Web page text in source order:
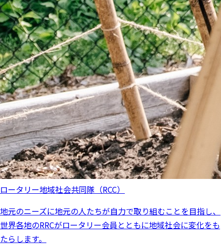
ロータリー地域社会共同隊（RCC）
地元のニーズに地元の人たちが自力で取り組むことを目指し、
世界各地のRRCがロータリー会員とともに地域社会に変化をも
たらします。